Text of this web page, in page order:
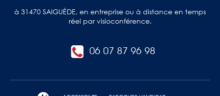
à 31470 SAIGUÈDE, en entreprise ou à distance en temps
réel par visioconférence.
06 07 87 96 98